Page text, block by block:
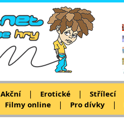
Akční | Erotické | Střílecí
Filmy online | Pro dívky |